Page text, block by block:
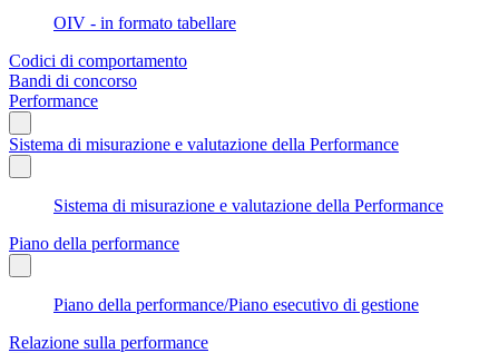
OIV - in formato tabellare
Codici di comportamento
Bandi di concorso
Performance
Sistema di misurazione e valutazione della Performance
Sistema di misurazione e valutazione della Performance
Piano della performance
Piano della performance/Piano esecutivo di gestione
Relazione sulla performance